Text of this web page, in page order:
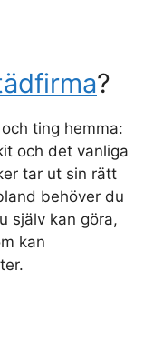
?
ting hemma:
och det vanliga
tar ut sin rätt
behöver du
själv kan göra,
kan